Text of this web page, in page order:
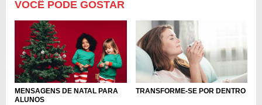
VOCÊ PODE GOSTAR
MENSAGENS DE NATAL PARA
ALUNOS
TRANSFORME-SE POR DENTRO